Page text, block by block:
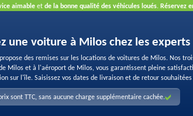
aimable et de la bonne qualité des véhicules loués. Réservez
une voiture à Milos chez les experts
propose des remises sur les locations de voitures de Milos. Nos
Milos et à l'aéroport de Milos, vous garantissent pleine
sur l'île. Saisissez vos dates de livraison et de retour
sont TTC, sans aucune charge supplémentaire cachée.